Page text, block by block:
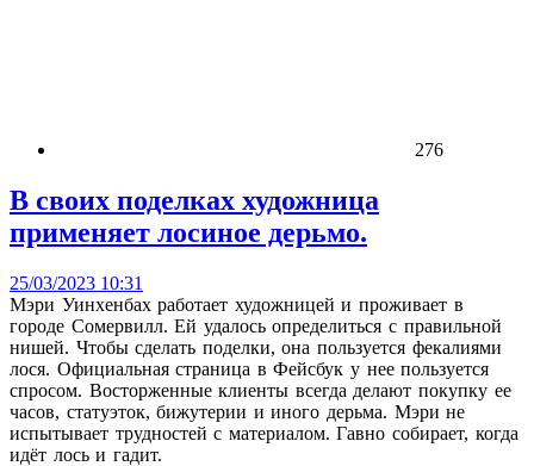
276
В своих поделках художница
применяет лосиное дерьмо.
25/03/2023 10:31
Мэри Уинхенбах работает художницей и проживает в
городе Сомервилл. Ей удалось определиться с правильной
нишей. Чтобы сделать поделки, она пользуется фекалиями
лося. Официальная страница в Фейсбук у нее пользуется
спросом. Восторженные клиенты всегда делают покупку ее
часов, статуэток, бижутерии и иного дерьма. Мэри не
испытывает трудностей с материалом. Гавно собирает, когда
идёт лось и гадит.